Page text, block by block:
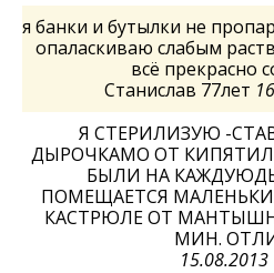
я банки и бутылки не
опаласкиваю слабым
всё прекрасно
Станислав 77лет
Я СТЕРИЛИЗУЮ -
ДЫРОЧКАМО ОТ
БЫЛИ НА
ПОМЕЩАЕТСЯ
КАСТРЮЛЕ ОТ
МИН.
15.08.2013